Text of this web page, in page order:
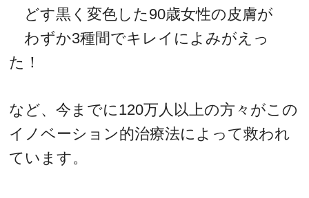
どす黒く変色した90歳女性の皮膚が
わずか3種間でキレイによみがえっ
た！
など、今までに120万人以上の方々がこの
イノベーション的治療法によって救われ
ています。